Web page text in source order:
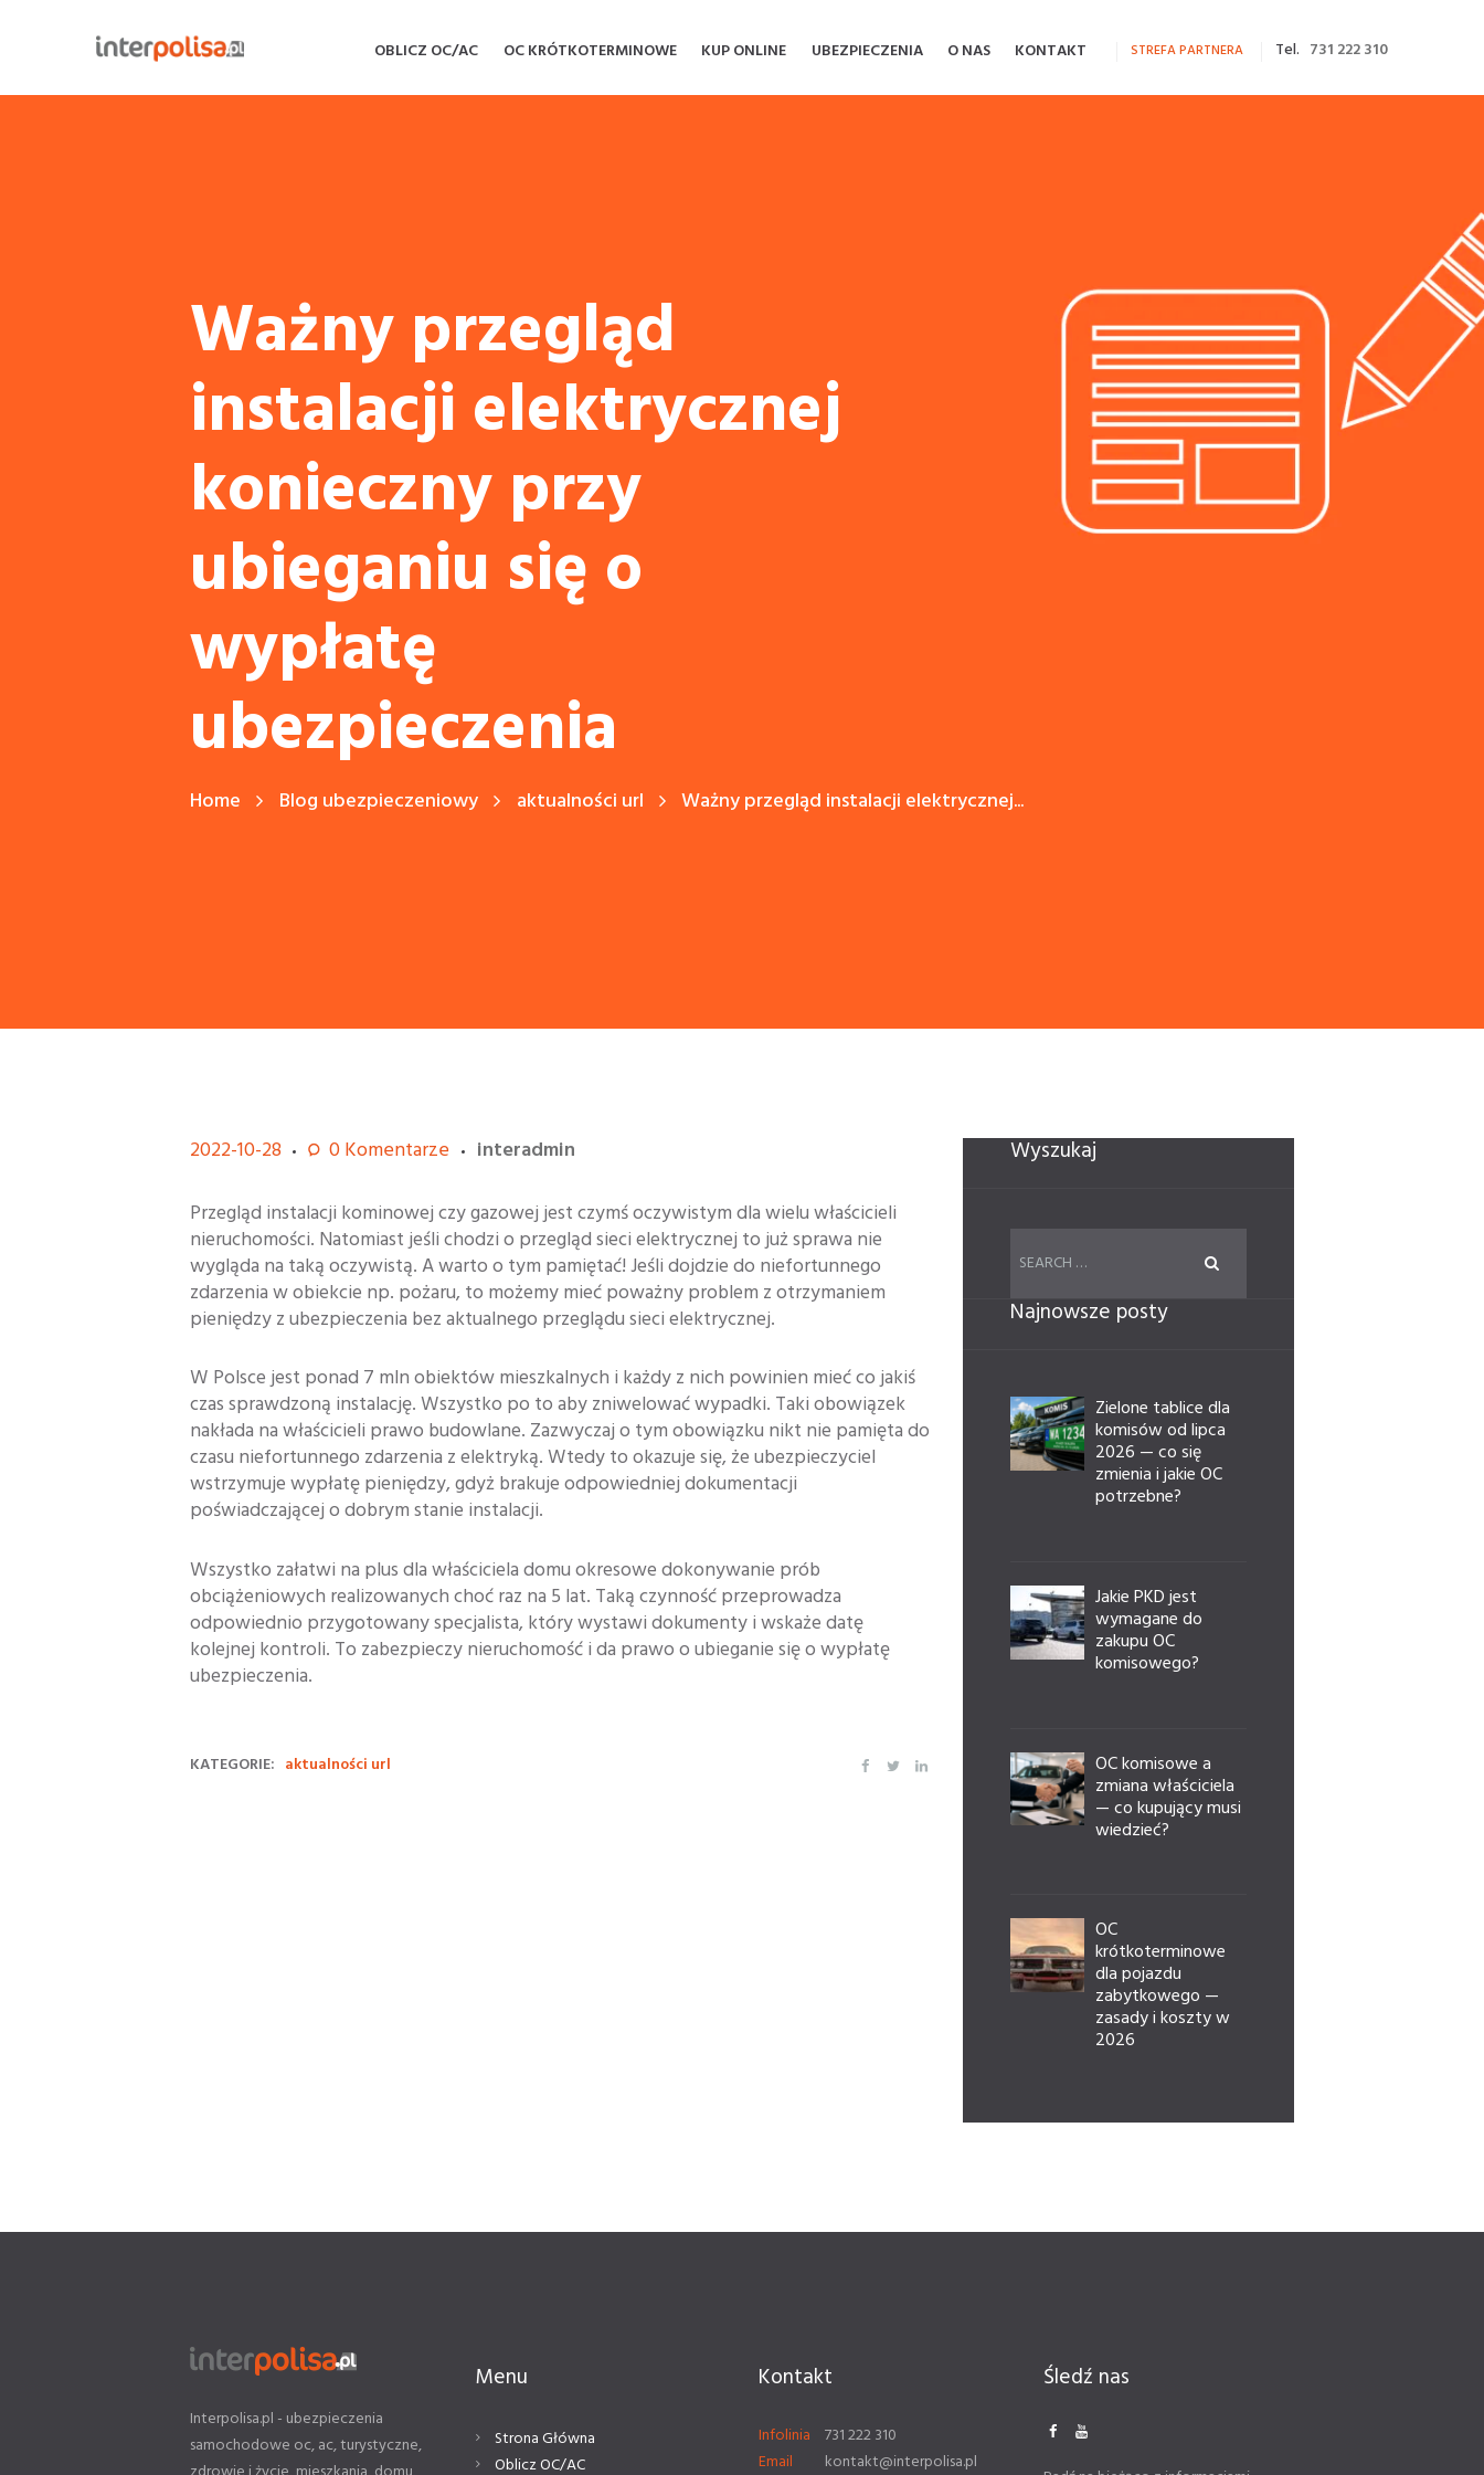
OBLICZ OC/AC OC KRÓTKOTERMINOWE KUP ONLINE UBEZPIECZENIA O NAS KONTAKT Tel. 731 222 310
STREFA PARTNERA
Ważny przegląd
instalacji elektrycznej
konieczny przy
ubieganiu się o
wypłatę
ubezpieczenia
Home Blog ubezpieczeniowy aktualności url Ważny przegląd instalacji elektrycznej...
2022-10-28 0Komentarze
interadmin
Przegląd instalacji kominowej czy gazowej jest czymś oczywistym dla wielu właścicieli
nieruchomości. Natomiast jeśli chodzi o przegląd sieci elektrycznej to już sprawa nie
wygląda na taką oczywistą. A warto o tym pamiętać! Jeśli dojdzie do niefortunnego
zdarzenia w obiekcie np. pożaru, to możemy mieć poważny problem z otrzymaniem
pieniędzy z ubezpieczenia bez aktualnego przeglądu sieci elektrycznej.
W Polsce jest ponad 7 mln obiektów mieszkalnych i każdy z nich powinien mieć co jakiś
czas sprawdzoną instalację. Wszystko po to aby zniwelować wypadki. Taki obowiązek
nakłada na właścicieli prawo budowlane. Zazwyczaj o tym obowiązku nikt nie pamięta do
czasu niefortunnego zdarzenia z elektryką. Wtedy to okazuje się, że ubezpieczyciel
wstrzymuje wypłatę pieniędzy, gdyż brakuje odpowiedniej dokumentacji
poświadczającej o dobrym stanie instalacji.
Wszystko załatwi na plus dla właściciela domu okresowe dokonywanie prób
obciążeniowych realizowanych choć raz na 5 lat. Taką czynność przeprowadza
odpowiednio przygotowany specjalista, który wystawi dokumenty i wskaże datę
kolejnej kontroli. To zabezpieczy nieruchomość i da prawo o ubieganie się o wypłatę
ubezpieczenia.
KATEGORIE: aktualności url
Wyszukaj
Najnowsze posty
Zielone tablice dla
komisów od lipca
2026 — co się
zmienia i jakie OC
potrzebne?
Jakie PKD jest
wymagane do
zakupu OC
komisowego?
OC komisowe a
zmiana właściciela
— co kupujący musi
wiedzieć?
OC
krótkoterminowe
dla pojazdu
zabytkowego —
zasady i koszty w
2026
Interpolisa.pl - ubezpieczenia
samochodowe oc, ac, turystyczne,
Menu
Strona Główna
Oblicz OC/AC
Kontakt
Infolinia
731 222 310
Email
kontakt@interpolisa.pl
Śledź nas